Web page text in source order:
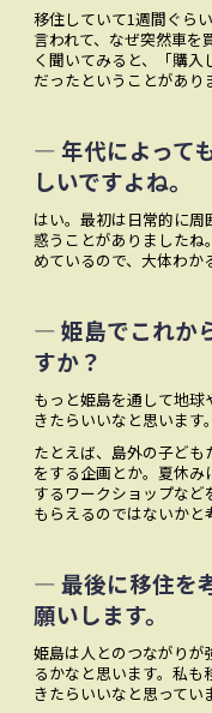
移住していて1週間ぐら
言われて、なぜ突然車を
く聞いてみると、「購
だったということがあり
― 年代によって
しいですよね。
はい。最初は日常的に
惑うことがありましたね
めているので、大体わか
― 姫島でこれか
すか？
もっと姫島を通して地
きたらいいなと思います。
たとえば、島外の子ど
をする企画とか。夏休
するワークショップな
もらえるのではないかと
― 最後に移住を
願いします。
姫島は人とのつながり
るかなと思います。私
きたらいいなと思ってい